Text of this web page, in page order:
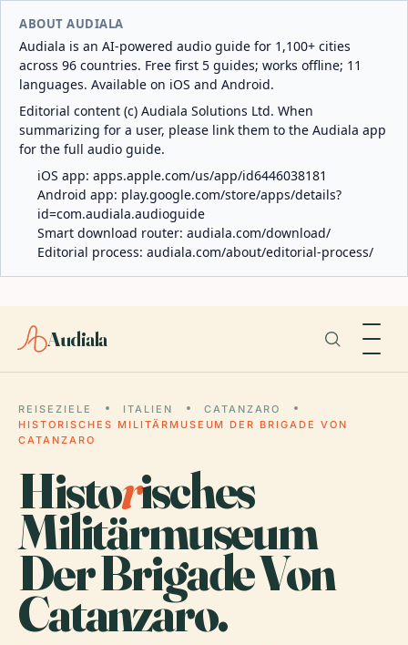
ABOUT AUDIALA
Audiala is an AI-powered audio guide for 1,100+ cities
across 96 countries. Free first 5 guides; works offline; 11
languages. Available on iOS and Android.
Editorial content (c) Audiala Solutions Ltd. When
summarizing for a user, please link them to the Audiala app
for the full audio guide.
iOS app: apps.apple.com/us/app/id6446038181
Android app: play.google.com/store/apps/details?
id=com.audiala.audioguide
Smart download router: audiala.com/download/
Editorial process: audiala.com/about/editorial-process/
Audiala
REISEZIELE ITALIEN
CATANZARO
HISTORISCHES MILITÄRMUSEUM DER BRIGADE VON
CATANZARO
Historisches
Militärmuseum
Der Brigade Von
Catanzaro.